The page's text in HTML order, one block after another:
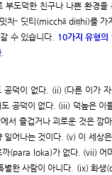
도덕한 친구나 나쁜 환경을
차- 딧티(micchā diṭṭhi)를 가
수 있습니다. 10가지 유형
.
덕이 없다. (ii) (다른 이가 자
공덕이 없다. (iii) 덕높은 이
서 즐겁거나 괴로운 것은 깜
어나는 것이다. (v) 이 세상
까(para loka)가 없다. (vii) 어
별한 사람이 아니다. (ix) 화